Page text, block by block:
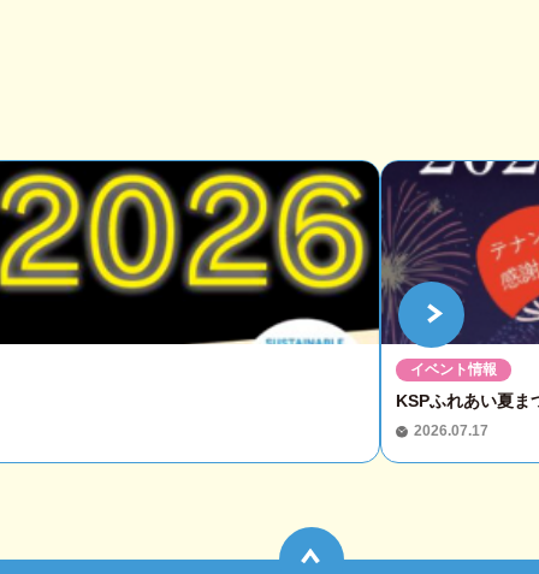
KSPふれあい夏
2026.07.17
イベント情報